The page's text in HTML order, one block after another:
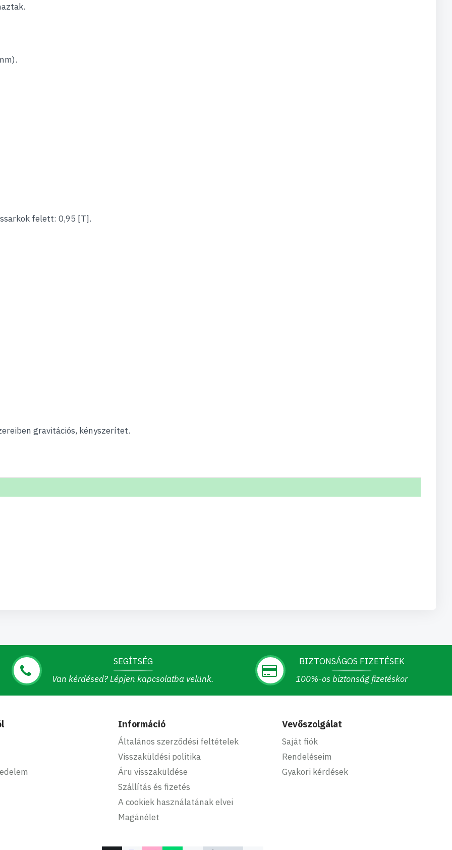
felett: 0,95 [T].
gravitációs, kényszerítet.
SEGÍTSÉG
Van kérdésed? Lépjen kapcsolatba velünk.
BIZTONSÁGOS FIZETÉSEK
100%-os biztonság fizetéskor
Információ
Általános szerződési feltételek
Visszaküldési politika
Áru visszaküldése
Szállítás és fizetés
A cookiek használatának elvei
Magánélet
Vevőszolgálat
Saját fiók
Rendeléseim
Gyakori kérdések